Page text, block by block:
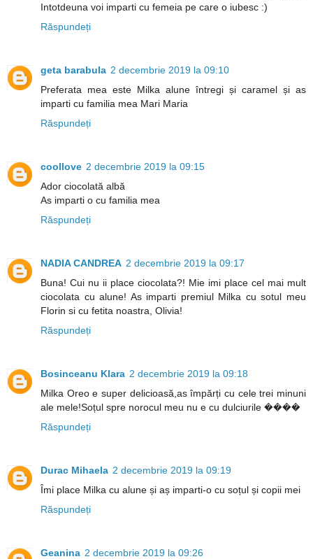
Intotdeuna voi imparti cu femeia pe care o iubesc :)
Răspundeți
geta barabula 2 decembrie 2019 la 09:10
Preferata mea este Milka alune întregi și caramel și as
imparti cu familia mea Mari Maria
Răspundeți
coollove 2 decembrie 2019 la 09:15
Ador ciocolată albă
As imparti o cu familia mea
Răspundeți
NADIA CANDREA 2 decembrie 2019 la 09:17
Buna! Cui nu ii place ciocolata?! Mie imi place cel mai mult
ciocolata cu alune! As imparti premiul Milka cu sotul meu
Florin si cu fetita noastra, Olivia!
Răspundeți
Bosinceanu Klara 2 decembrie 2019 la 09:18
Milka Oreo e super delicioasă,as împărți cu cele trei minuni
ale mele!Soțul spre norocul meu nu e cu dulciurile ����
Răspundeți
Durac Mihaela 2 decembrie 2019 la 09:19
Îmi place Milka cu alune și aș imparti-o cu soțul și copii mei
Răspundeți
Geanina 2 decembrie 2019 la 09:26